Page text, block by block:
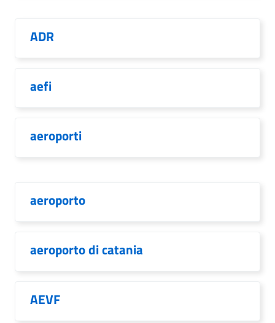
ADR
aefi
aeroporti
aeroporto
aeroporto di catania
AEVF